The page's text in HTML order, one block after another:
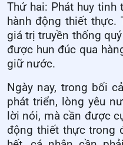
Thứ hai: Phát huy tinh
hành động thiết
giá trị truyền thống
được hun đúc qua
giữ nước.
Ngày nay, trong bối
phát triển, lòng yêu
lời nói, mà cần được
động thiết thực trong